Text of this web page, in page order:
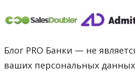
Блог PRO Банки — не
ваших персональных